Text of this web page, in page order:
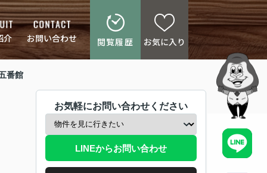
介 お問い合わせ 閲覧履歴 お気に入り
番館
お気軽にお問い合わせください
LINEからお問い合わせ